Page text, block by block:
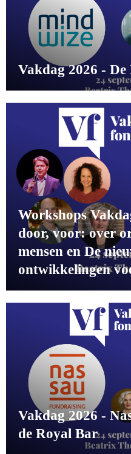
Vakdag 2026 -
Workshops
door, voor: over
mensen en De
ontwikkelingen
Vakdag 2026 -
de Royal Bar